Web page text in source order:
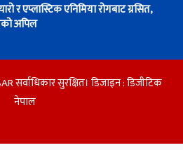
र एप्लास्टिक एनिमिया रोगबाट ग्रसित,
अपिल
सर्वाधिकार सुरक्षित। डिजाइन :डिजीटिक
नेपाल